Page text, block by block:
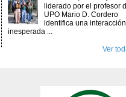
liderado por el profesor
UPO Mario D. Cordero
identifica una interacción
inesperada ...
Ver